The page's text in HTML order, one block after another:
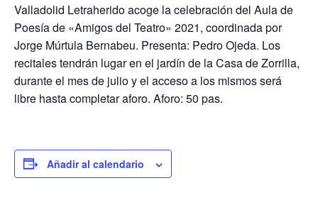
Valladolid Letraherido acoge la celebración del Aula de
Poesía de «Amigos del Teatro» 2021, coordinada por
Jorge Múrtula Bernabeu. Presenta: Pedro Ojeda. Los
recitales tendrán lugar en el jardín de la Casa de Zorrilla,
durante el mes de julio y el acceso a los mismos será
libre hasta completar aforo. Aforo: 50 pas.
Añadir al calendario